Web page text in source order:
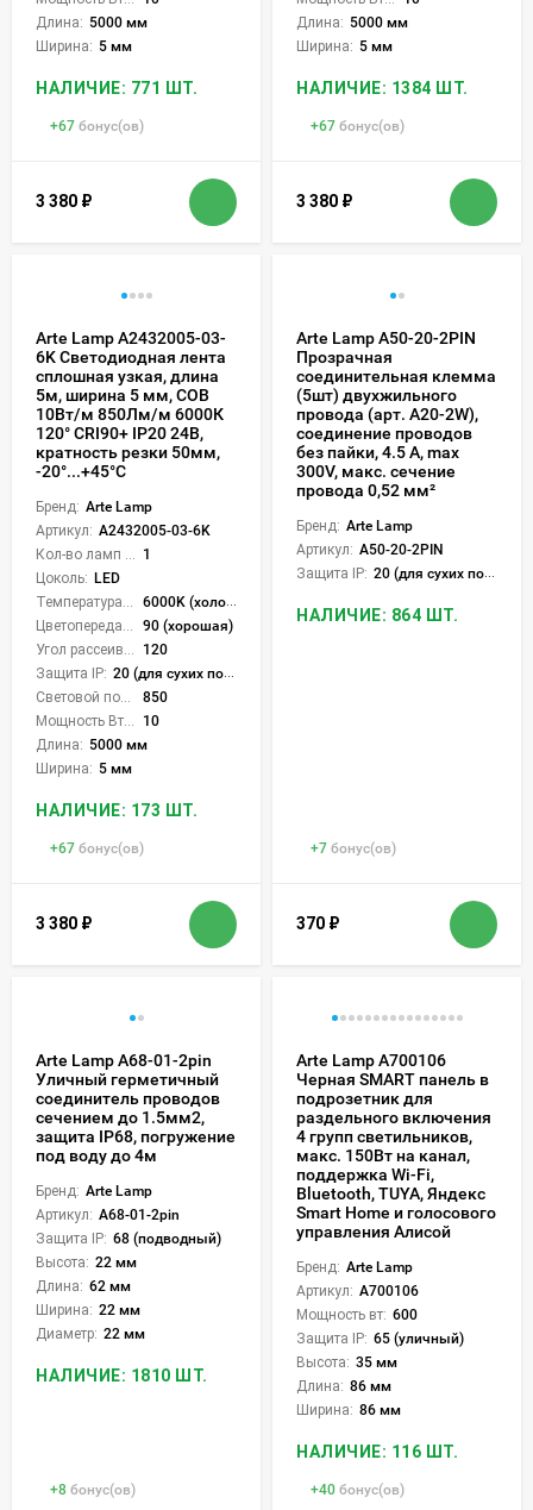
Длина: 5000 мм
Ширина: 5 мм
НАЛИЧИЕ: 771 ШТ.
+67 бонус(ов)
3 380 ₽
Длина: 5000 мм
Ширина: 5 мм
НАЛИЧИЕ: 1384 ШТ.
+67 бонус(ов)
3 380 ₽
Arte Lamp A2432005-03-
6K Светодиодная лента
сплошная узкая, длина
5м, ширина 5 мм, COB
10Вт/м 850Лм/м 6000К
120° CRI90+ IP20 24В,
кратность резки 50мм,
-20°...+45°C
Бренд: Arte Lamp
Артикул: A2432005-03-6K
1
Цоколь: LED
6000K (холодный)
90 (хорошая)
120
Защита IP: 20 (для сухих пом.)
850
10
Длина: 5000 мм
Ширина: 5 мм
НАЛИЧИЕ: 173 ШТ.
+67 бонус(ов)
3 380 ₽
Arte Lamp A50-20-2PIN
Прозрачная
соединительная клемма
(5шт) двухжильного
провода (арт. A20-2W),
соединение проводов
без пайки, 4.5 А, max
300V, макс. сечение
провода 0,52 мм²
Бренд: Arte Lamp
Артикул: A50-20-2PIN
Защита IP: 20 (для сухих пом.)
НАЛИЧИЕ: 864 ШТ.
+7 бонус(ов)
370 ₽
Arte Lamp A68-01-2pin
Уличный герметичный
соединитель проводов
сечением до 1.5мм2,
защита IP68, погружение
под воду до 4м
Бренд: Arte Lamp
Артикул: A68-01-2pin
Защита IP: 68 (подводный)
Высота: 22 мм
Длина: 62 мм
Ширина: 22 мм
Диаметр: 22 мм
НАЛИЧИЕ: 1810 ШТ.
+8 бонус(ов)
Arte Lamp A700106
Черная SMART панель в
подрозетник для
раздельного включения
4 групп светильников,
макс. 150Вт на канал,
поддержка Wi-Fi,
Bluetooth, TUYA, Яндекс
Smart Home и голосового
управления Алисой
Бренд: Arte Lamp
Артикул: A700106
Мощность вт: 600
Защита IP: 65 (уличный)
Высота: 35 мм
Длина: 86 мм
Ширина: 86 мм
НАЛИЧИЕ: 116 ШТ.
+40 бонус(ов)